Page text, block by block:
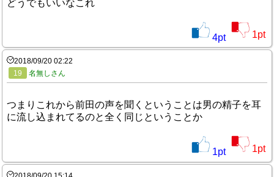
どうでもいいなこれ
4pt 1pt
2018/09/20 02:22
19
名無しさん
つまりこれから前田の声を聞くということは男の精子を耳
に流し込まれてるのと全く同じということか
1pt 1pt